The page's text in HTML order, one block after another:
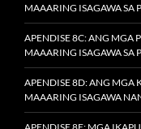
MAAARING ISAGAWA SA
APENDISE 8C: ANG MGA
MAAARING ISAGAWA SA
APENDISE 8D: ANG MGA
MAAARING ISAGAWA